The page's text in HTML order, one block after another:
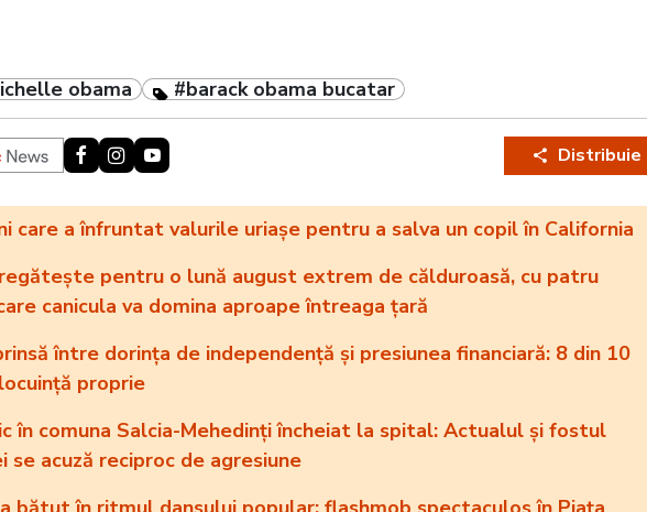
obama #barack obama bucatar
Distribuie
care a înfruntat valurile uriașe pentru a salva un copil în California
pentru o lună august extrem de călduroasă, cu patru
canicula va domina aproape întreaga țară
între dorința de independență și presiunea financiară: 8 din 10
proprie
în comuna Salcia-Mehedinți încheiat la spital: Actualul și fostul
se acuză reciproc de agresiune